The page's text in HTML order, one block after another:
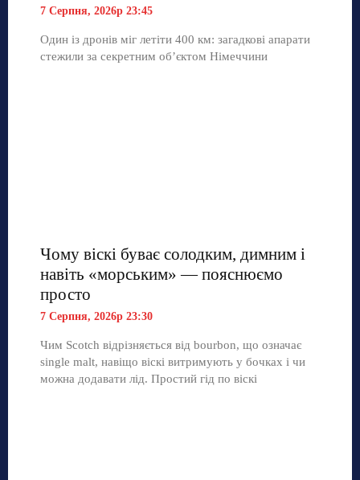
7 Серпня, 2026р 23:45
Один із дронів міг летіти 400 км: загадкові апарати
стежили за секретним об’єктом Німеччини
Чому віскі буває солодким, димним і
навіть «морським» — пояснюємо
просто
7 Серпня, 2026р 23:30
Чим Scotch відрізняється від bourbon, що означає
single malt, навіщо віскі витримують у бочках і чи
можна додавати лід. Простий гід по віскі